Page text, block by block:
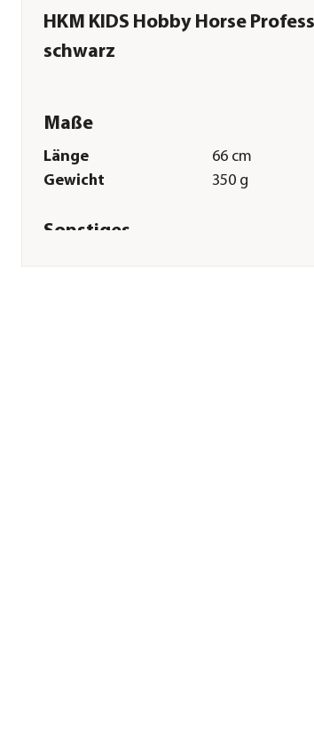
HKM KIDS Hobby Horse
schwarz
Maße
Länge
66 cm
Gewicht
350 g
Sonstiges